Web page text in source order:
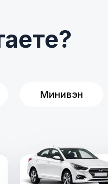
Минивэн